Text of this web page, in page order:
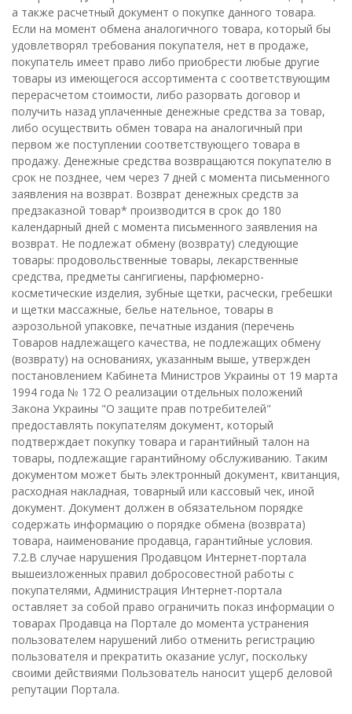
а также расчетный документ о покупке данного товара.
Если на момент обмена аналогичного товара, который бы
удовлетворял требования покупателя, нет в продаже,
покупатель имеет право либо приобрести любые другие
товары из имеющегося ассортимента с соответствующим
перерасчетом стоимости, либо разорвать договор и
получить назад уплаченные денежные средства за товар,
либо осуществить обмен товара на аналогичный при
первом же поступлении соответствующего товара в
продажу. Денежные средства возвращаются покупателю в
срок не позднее, чем через 7 дней с момента письменного
заявления на возврат. Возврат денежных средств за
предзаказной товар* производится в срок до 180
календарный дней с момента письменного заявления на
возврат. Не подлежат обмену (возврату) следующие
товары: продовольственные товары, лекарственные
средства, предметы сангигиены, парфюмерно-
косметические изделия, зубные щетки, расчески, гребешки
и щетки массажные, белье нательное, товары в
аэрозольной упаковке, печатные издания (перечень
Товаров надлежащего качества, не подлежащих обмену
(возврату) на основаниях, указанным выше, утвержден
постановлением Кабинета Министров Украины от 19 марта
1994 года № 172 О реализации отдельных положений
Закона Украины "О защите прав потребителей"
предоставлять покупателям документ, который
подтверждает покупку товара и гарантийный талон на
товары, подлежащие гарантийному обслуживанию. Таким
документом может быть электронный документ, квитанция,
расходная накладная, товарный или кассовый чек, иной
документ. Документ должен в обязательном порядке
содержать информацию о порядке обмена (возврата)
товара, наименование продавца, гарантийные условия.
7.2.В случае нарушения Продавцом Интернет-портала
вышеизложенных правил добросовестной работы с
покупателями, Администрация Интернет-портала
оставляет за собой право ограничить показ информации о
товарах Продавца на Портале до момента устранения
пользователем нарушений либо отменить регистрацию
пользователя и прекратить оказание услуг, поскольку
своими действиями Пользователь наносит ущерб деловой
репутации Портала.